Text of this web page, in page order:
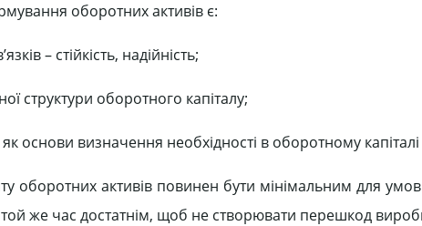
оборотних активів є:
– стійкість, надійність;
структури оборотного капіталу;
основи визначення необхідності в оборотному капіталі
оборотних активів повинен бути мінімальним для
той же час достатнім, щоб не створювати перешкод